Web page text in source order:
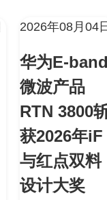
2026年08月04
华为E-
微波产品
RTN 3800
获2026年iF
与红点双料
设计大奖